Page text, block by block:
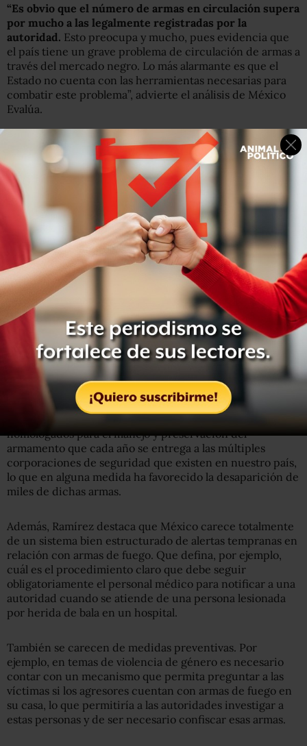
“Es obvio que el número de armas en circulación supera
por mucho a las legalmente registradas por la
autoridad. Esto preocupa y mucho, pues evidencia que
el país tiene un grave problema de circulación de armas a
través del mercado negro. Lo más alarmante es que el
Estado no cuenta con las herramientas necesarias para
combatir este problema”, advierte el análisis de México
Evalúa.
Controles viejos o inexistentes
David Ramírez de Garay, coordinador del programa en
Seguridad de México Evalúa, dijo en entrevista que si
bien es acertada la exigencia de nuestro país a Estados
Unidos para que haya un mayor control del armamento
(se calcula que mas de 213 mil armas ingresan cada año
por la frontera norte), México tiene en sus manos varios
pendientes en la materia que no ha solucionado.
Por ejemplo, el especialista subrayó que la única norma
legal que regula en México la posesión y portación de
armamento es laLey Federal de Armas de Fuego y
Explosivos
, norma que data de 1972, es decir de hace casi
medio siglo. Y si bien se le han hecho algunos cambios se
trata de una norma creada en un contexto de sociedad,
controles y mercado que ya no existen.
A ello se suma la falta de controles adecuados, claros y
homologados para el manejo y preservación del
armamento que cada año se entrega a las múltiples
corporaciones de seguridad que existen en nuestro país,
lo que en alguna medida ha favorecido la desaparición de
miles de dichas armas.
Además, Ramírez destaca que México carece totalmente
de un sistema bien estructurado de alertas tempranas en
relación con armas de fuego. Que defina, por ejemplo,
cuál es el procedimiento claro que debe seguir
obligatoriamente el personal médico para notificar a una
autoridad cuando se atiende de una persona lesionada
por herida de bala en un hospital.
También se carecen de medidas preventivas. Por
ejemplo, en temas de violencia de género es necesario
contar con un mecanismo que permita preguntar a las
víctimas si los agresores cuentan con armas de fuego en
su casa, lo que permitiría a las autoridades investigar a
estas personas y de ser necesario confiscar esas armas.